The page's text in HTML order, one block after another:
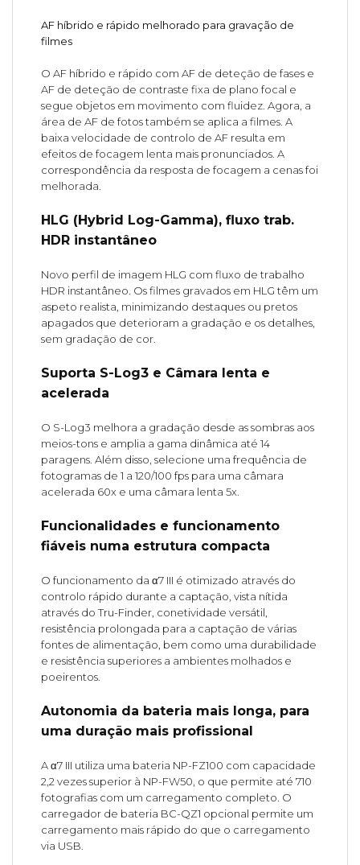
AF híbrido e rápido melhorado para gravação de
filmes
O AF híbrido e rápido com AF de deteção de fases e
AF de deteção de contraste fixa de plano focal e
segue objetos em movimento com fluidez. Agora, a
área de AF de fotos também se aplica a filmes. A
baixa velocidade de controlo de AF resulta em
efeitos de focagem lenta mais pronunciados. A
correspondência da resposta de focagem a cenas foi
melhorada.
HLG (Hybrid Log-Gamma), fluxo trab.
HDR instantâneo
Novo perfil de imagem HLG com fluxo de trabalho
HDR instantâneo. Os filmes gravados em HLG têm um
aspeto realista, minimizando destaques ou pretos
apagados que deterioram a gradação e os detalhes,
sem gradação de cor.
Suporta S-Log3 e Câmara lenta e
acelerada
O S-Log3 melhora a gradação desde as sombras aos
meios-tons e amplia a gama dinâmica até 14
paragens. Além disso, selecione uma frequência de
fotogramas de 1 a 120/100 fps para uma câmara
acelerada 60x e uma câmara lenta 5x.
Funcionalidades e funcionamento
fiáveis numa estrutura compacta
O funcionamento da α7 III é otimizado através do
controlo rápido durante a captação, vista nítida
através do Tru-Finder, conetividade versátil,
resistência prolongada para a captação de várias
fontes de alimentação, bem como uma durabilidade
e resistência superiores a ambientes molhados e
poeirentos.
Autonomia da bateria mais longa, para
uma duração mais profissional
A α7 III utiliza uma bateria NP-FZ100 com capacidade
2,2 vezes superior à NP-FW50, o que permite até 710
fotografias com um carregamento completo. O
carregador de bateria BC-QZ1 opcional permite um
carregamento mais rápido do que o carregamento
via USB.